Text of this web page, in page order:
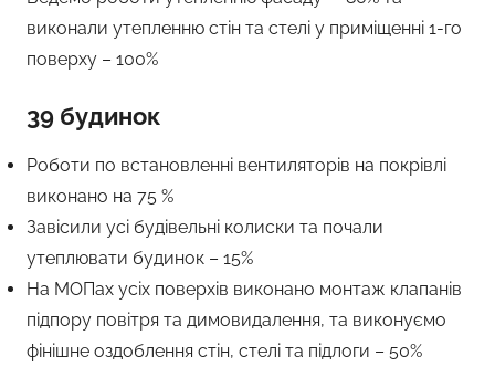
виконали утепленню стін та стелі у приміщенні 1-го
поверху – 100%
39 будинок
Роботи по встановленні вентиляторів на покрівлі
виконано на 75 %
Завісили усі будівельні колиски та почали
утеплювати будинок – 15%
На МОПах усіх поверхів виконано монтаж клапанів
підпору повітря та димовидалення, та виконуємо
фінішне оздоблення стін, стелі та підлоги – 50%